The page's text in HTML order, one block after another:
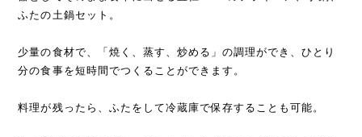
ふたの土鍋セット。
少量の食材で、「焼く、蒸す、炒める」の調理ができ、ひとり
分の食事を短時間でつくることができます。
料理が残ったら、ふたをして冷蔵庫で保存することも可能。